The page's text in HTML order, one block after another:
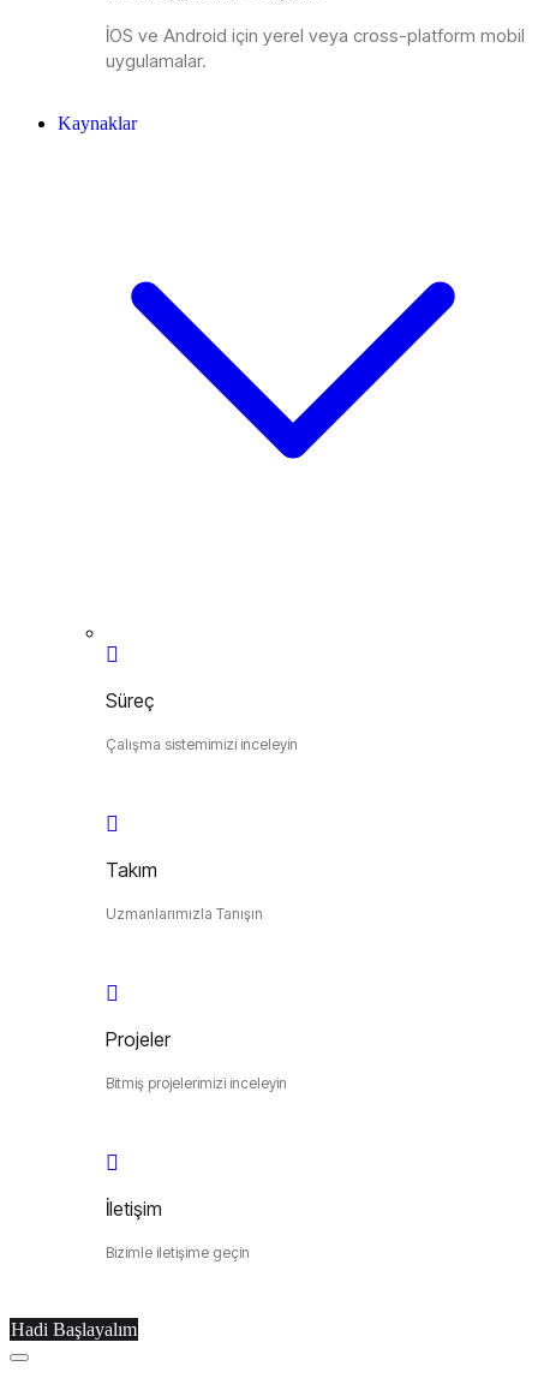
İOS ve Android için yerel veya cross-platform mobil
uygulamalar.
Kaynaklar
Süreç
Çalışma sistemimizi inceleyin
Takım
Uzmanlarımızla Tanışın
Projeler
Bitmiş projelerimizi inceleyin
İletişim
Bizimle iletişime geçin
Hadi Başlayalım
Menu